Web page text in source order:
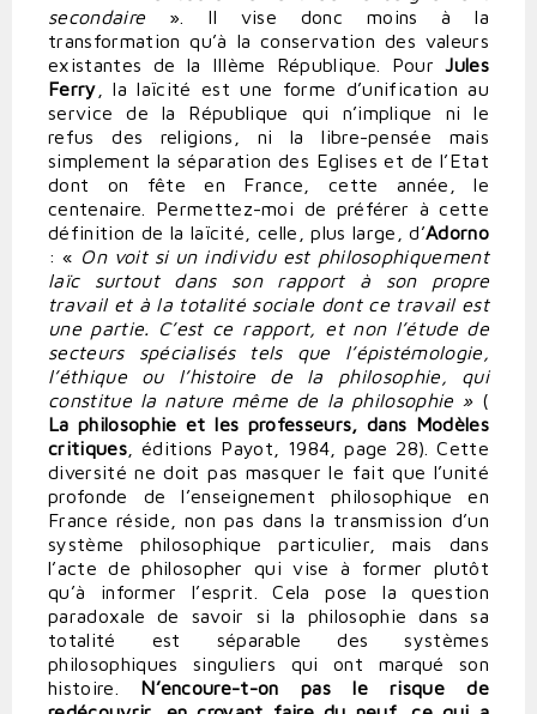
secondaire ». Il vise donc moins à la
transformation qu’à la conservation des valeurs
existantes de la IIIème République. PourJules
Ferry , la laïcité est une forme d’unification au
service de la République qui n’implique ni le
refus des religions, ni la libre-pensée mais
simplement la séparation des Eglises et de l’Etat
dont on fête en France, cette année, le
centenaire. Permettez-moi de préférer à cette
définition de la laïcité, celle, plus large, d’Adorno
: « On voit si un individu est philosophiquement
laïc surtout dans son rapport à son propre
travail et à la totalité sociale dont ce travail est
une partie. C’est ce rapport, et non l’étude de
secteurs spécialisés tels que l’épistémologie,
l’éthique ou l’histoire de la philosophie, qui
constitue la nature même de la philosophie »(
La philosophie et les professeurs, dans Modèles
critiques, éditions Payot, 1984, page 28). Cette
diversité ne doit pas masquer le fait que l’unité
profonde de l’enseignement philosophique en
France réside, non pas dans la transmission d’un
système philosophique particulier, mais dans
l’acte de philosopher qui vise à former plutôt
qu’à informer l’esprit. Cela pose la question
paradoxale de savoir si la philosophie dans sa
totalité est séparable des systèmes
philosophiques singuliers qui ont marqué son
histoire.
N’encoure-t-on pas le risque de